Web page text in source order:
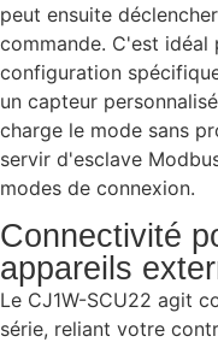
peut ensuite
commande. C'est idéal
configuration
un capteur
charge le mode sans
servir d'esclave
modes de connexion.
Connectivité
appareils
Le CJ1W-SCU22 agit
série, reliant votre